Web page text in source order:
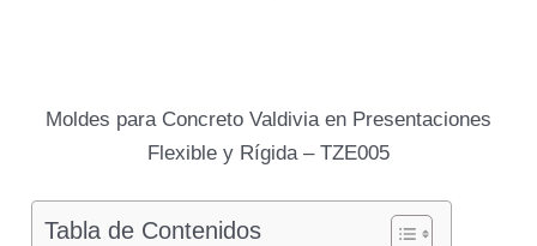
Moldes para Concreto Valdivia en Presentaciones
Flexible y Rígida – TZE005
Tabla de Contenidos